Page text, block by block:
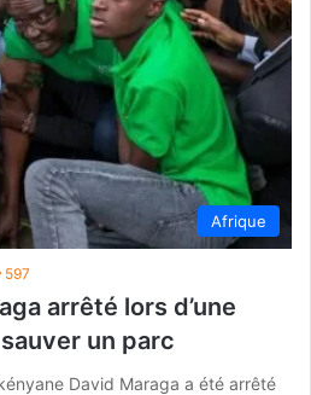
Afrique
597
arrêté lors d’une
un parc
David Maraga a été arrêté